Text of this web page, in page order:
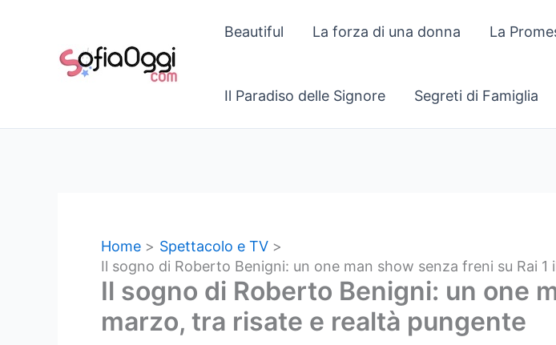
contenuto
Beautiful La forza di una donna La
Il Paradiso delle Signore Segreti di Famiglia
Home
Spettacolo e TV
Il sogno di Roberto Benigni: un one man show senza freni su Rai
Il sogno di Roberto Benigni: un one
marzo, tra risate e realtà pungente